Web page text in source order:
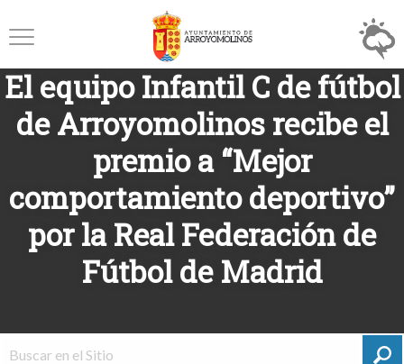
El equipo Infantil C de fútbol
de Arroyomolinos recibe el
premio a “Mejor
comportamiento deportivo”
por la Real Federación de
Fútbol de Madrid